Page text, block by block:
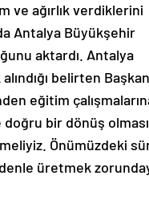
ve ağırlık verdiklerini
Antalya Büyükşehir
aktardı. Antalya
belirten
eğitim
bir dönüş olması
Önümüzdeki
üretmek